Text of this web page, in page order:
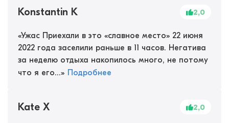
Konstantin K 2,0
«Ужас Приехали в это «славное место» 22 июня
2022 года заселили раньше в 11 часов. Негатива
за неделю отдыха накопилось много, не потому
что я его...» Подробнее
Kate Х 2,0